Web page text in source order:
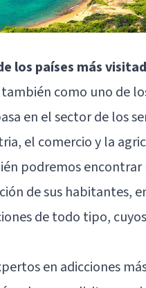
los países más
como uno de
en el sector de los
el comercio y la
podremos encontrar
de sus habitantes,
de todo tipo,
en adicciones